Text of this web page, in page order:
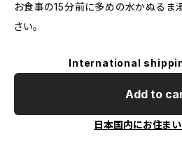
お食事の15分前に多めの水かぬるま
さい。
International
Add to
日本国内にお住ま